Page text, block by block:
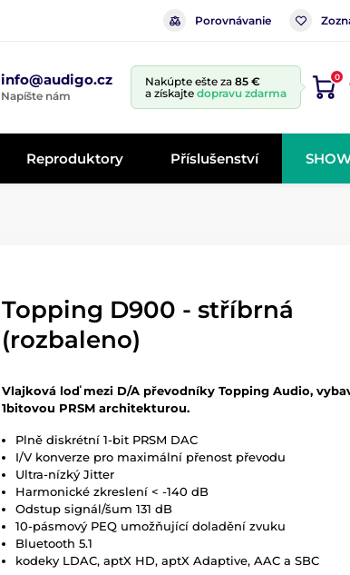
Porovnávanie
info@audigo.cz
Napíšte nám
Nakúpte ešte za 85 €
a získajte dopravu zdarma
0
Reproduktory Příslušenství
Topping D900 - stříbrná
(rozbaleno)
Vlajková loď mezi D/A převodníky Topping Audio,
1bitovou PRSM architekturou.
Plně diskrétní 1-bit PRSM DAC
I/V konverze pro maximální přenost převodu
Ultra-nízký Jitter
Harmonické zkreslení < -140 dB
Odstup signál/šum 131 dB
10-pásmový PEQ umožňující doladění zvuku
Bluetooth 5.1
kodeky LDAC, aptX HD, aptX Adaptive, AAC a SBC